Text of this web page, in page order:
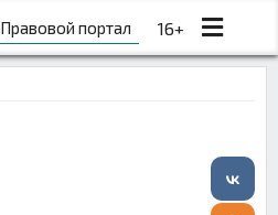
Правовой портал 16+